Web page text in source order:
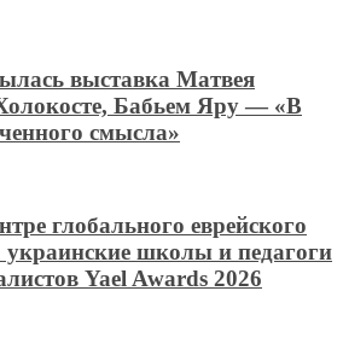
выставка Матвея
Бабьем Яру — «В
смысла»
глобального еврейского
украинские школы и педагоги
Yael Awards 2026